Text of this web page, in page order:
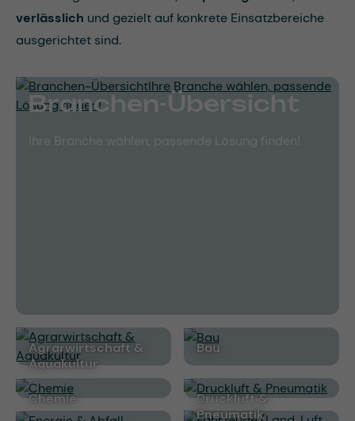
verlässlich und gezielt auf konkrete Einsatzbereiche
ausgerichtet sind.
Branchen-Übersicht
Ihre Branche wählen, passende Lösung finden!
Agrarwirtschaft &
Aquakultur
Bau
Chemie
Druckluft &
Pneumatik